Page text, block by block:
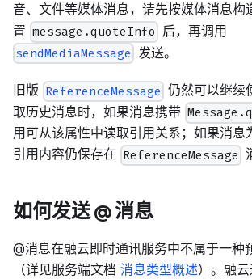
音、文件等媒体消息，请先按媒体消息构
置 message.quoteInfo 后，再调用
sendMediaMessage 发送。
旧版 ReferenceMessage 仍然可以继续
取历史消息时，如果消息携带
用可从该属性中读取引用关系；如果消息
引用内容仍保存在 ReferenceMessage
如何发送 @ 消息
@消息在融云即时通讯服务中不属于一种
（详见服务端文档 消息类型概述）。融